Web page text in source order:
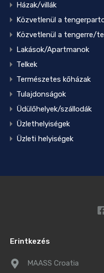
Házak/villák
Közvetlenül a
Közvetlenül a tengerre/
Lakások/Apartmanok
Telkek
Természetes kőházak
Tulajdonságok
Üdülőhelyek/szállodák
Üzlethelyiségek
Üzleti helyiségek
Erintkezés
MAASS Croatia